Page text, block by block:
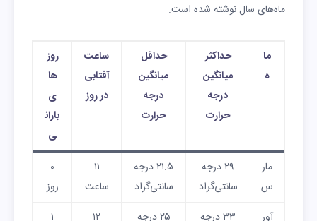
ماه‌های سال نوشته شده است.
ما
ه
حداکثر
میانگین
درجه
حرارت
حداقل
میانگین
درجه
حرارت
ساعت
آفتابی
در روز
روز
ها
ی
باران
ی
مار
س
۲۹ درجه
سانتی‌گراد
۲۱.۵ درجه
سانتی‌گراد
۱۱
ساعت
۰
روز
آور
۳۳ درجه
۲۵ درجه
۱۲
۱